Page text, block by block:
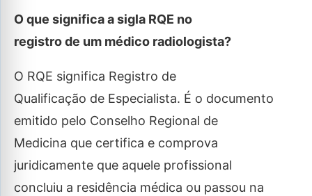
O que significa a sigla RQE no
registro de um médico radiologista?
O RQE significa Registro de
Qualificação de Especialista. É o documento
emitido pelo Conselho Regional de
Medicina que certifica e comprova
juridicamente que aquele profissional
concluiu a residência médica ou passou na